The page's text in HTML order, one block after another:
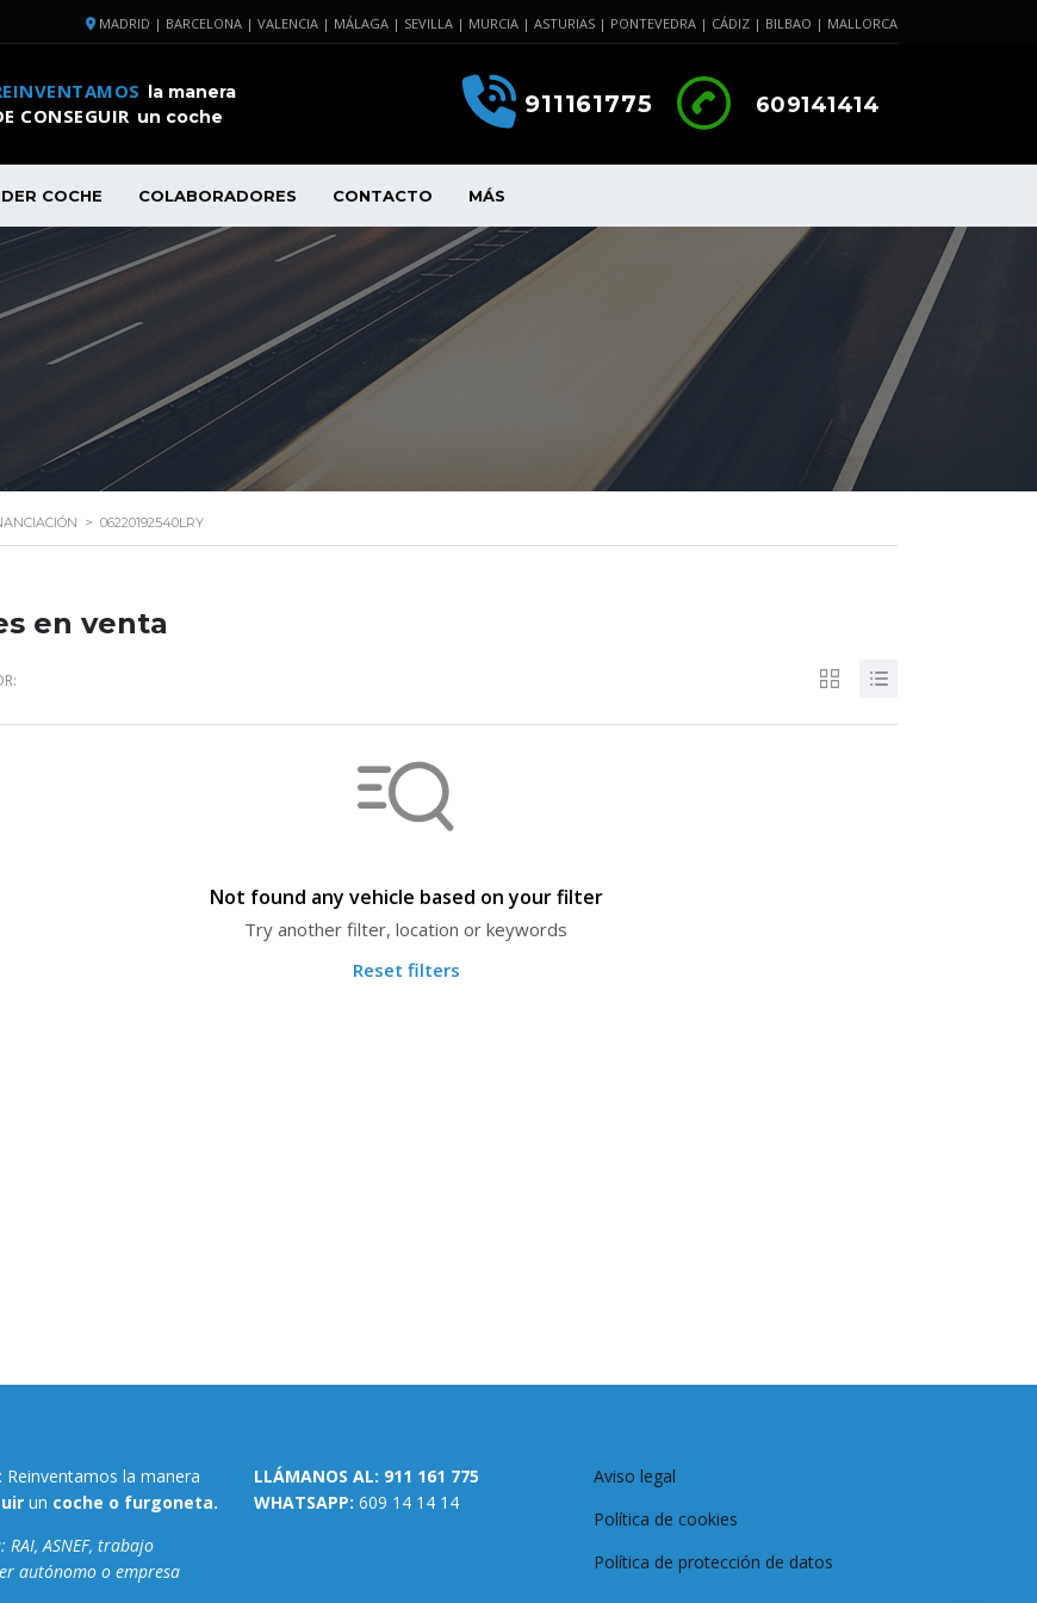
MADRID | BARCELONA | VALENCIA | MÁLAGA | SEVILLA | MURCIA | ASTURIAS | PONTEVEDRA | CÁDIZ | BILBAO | MALLORCA
la manera
CONSEGUIR un coche 609141414
911161775
COCHE COLABORADORES CONTACTO MÁS
> 06220192540LRY
en venta
Not found any vehicle based on your filter
Try another filter, location or keywords
Reset filters
Reinventamos la manera
un coche o furgoneta.
ASNEF, trabajo
autónomo o empresa
LLÁMANOS AL: 911 161 775
WHATSAPP: 609 14 14 14
Aviso legal
Política de cookies
Política de protección de datos